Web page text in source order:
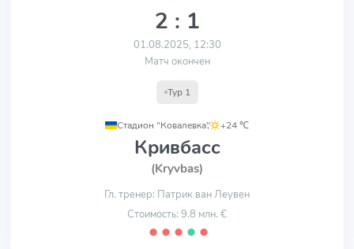
2 : 1
01.08.2025, 12:30
Матч окончен
Тур 1
Стадион "Ковалевка"
, +24 ℃
Кривбасс
(Kryvbas)
Гл. тренер: Патрик ван Леувен
Стоимость: 9.8 млн. €
⬤ ⬤ ⬤ ⬤ ⬤